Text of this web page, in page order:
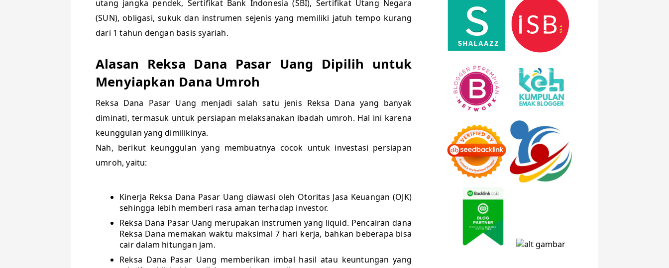
utang jangka pendek, Sertifikat Bank Indonesia (SBI), Sertifikat Utang Negara
(SUN), obligasi, sukuk dan instrumen sejenis yang memiliki jatuh tempo kurang
dari 1 tahun dengan basis syariah.
Alasan Reksa Dana Pasar Uang Dipilih untuk
Menyiapkan Dana Umroh
Reksa Dana Pasar Uang menjadi salah satu jenis Reksa Dana yang banyak
diminati, termasuk untuk persiapan melaksanakan ibadah umroh. Hal ini karena
keunggulan yang dimilikinya.
Nah, berikut keunggulan yang membuatnya cocok untuk investasi persiapan
umroh, yaitu:
Kinerja Reksa Dana Pasar Uang diawasi oleh Otoritas Jasa Keuangan (OJK)
sehingga lebih memberi rasa aman terhadap investor.
Reksa Dana Pasar Uang merupakan instrumen yang liquid. Pencairan dana
Reksa Dana memakan waktu maksimal 7 hari kerja, bahkan beberapa bisa
cair dalam hitungan jam.
Reksa Dana Pasar Uang memberikan imbal hasil atau keuntungan yang